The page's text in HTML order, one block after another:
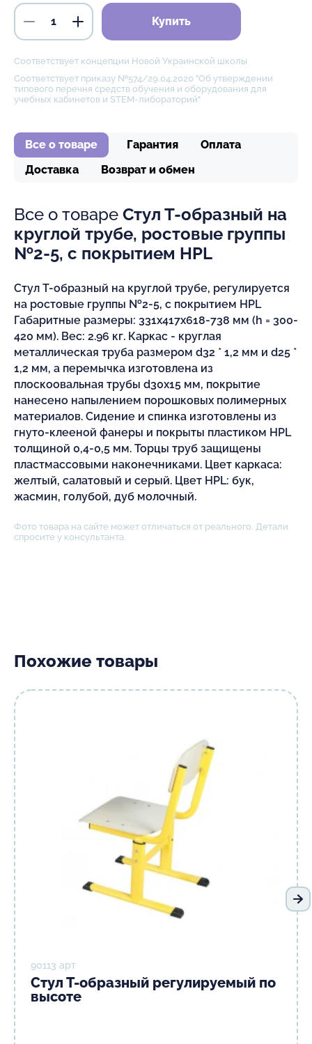
Купить
Соответствует концепции Новой Украинской школы
Соответствует приказу №574/29.04.2020 "Об утверждении
типового перечня средств обучения и оборудования для
учебных кабинетов и STEM-либораторий"
Все о товаре Гарантия
Оплата
Доставка
Возврат и обмен
Все о товаре Стул Т-образный на
круглой трубе, ростовые группы
№2-5, с покрытием HPL
Стул Т-образный на круглой трубе, регулируется
на ростовые группы №2-5, с покрытием HPL
Габаритные размеры: 331х417х618-738 мм (h = 300-
420 мм). Вес: 2.96 кг. Каркас - круглая
металлическая труба размером d32 * 1,2 мм и d25 *
1,2 мм, а перемычка изготовлена из
плоскоовальная трубы d30x15 мм, покрытие
нанесено напылением порошковых полимерных
материалов. Сидение и спинка изготовлены из
гнуто-клееной фанеры и покрыты пластиком HPL
толщиной 0,4-0,5 мм. Торцы труб защищены
пластмассовыми наконечниками. Цвет каркаса:
желтый, салатовый и серый. Цвет HPL: бук,
жасмин, голубой, дуб молочный.
Фото товара на сайте может отличаться от реального. Детали
спросите у консультанта.
Похожие товары
90113 арт
Стул Т-образный регулируемый по
высоте